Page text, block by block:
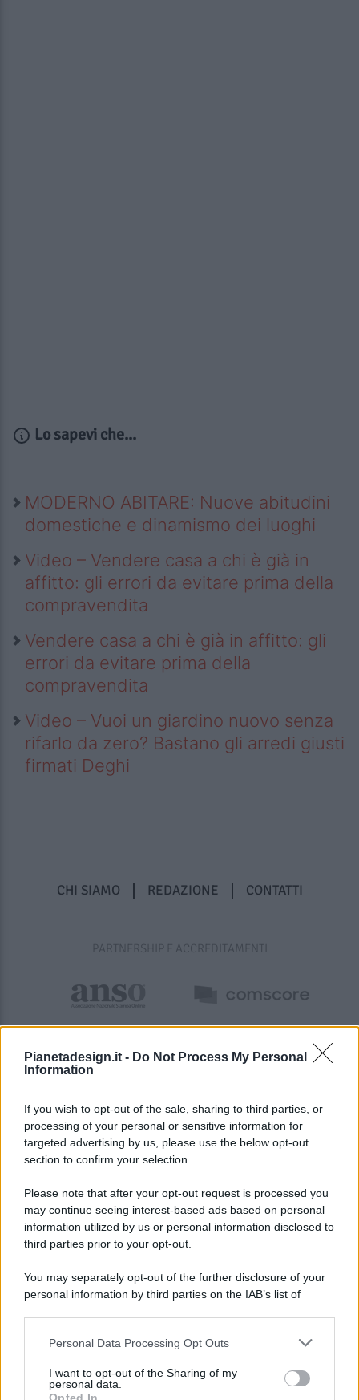
Pianetadesign.it - Do Not Process My Personal
Information
If you wish to opt-out of the sale, sharing to third parties, or
processing of your personal or sensitive information for
targeted advertising by us, please use the below opt-out
section to confirm your selection.
Please note that after your opt-out request is processed you
may continue seeing interest-based ads based on personal
information utilized by us or personal information disclosed to
third parties prior to your opt-out.
You may separately opt-out of the further disclosure of your
personal information by third parties on the IAB’s list of
This information may also be disclosed by us to third parties
disclose it to other third parties.
Personal Data Processing Opt Outs
I want to opt-out of the Sharing of my
personal data.
Lo sapevi che...
MODERNO ABITARE: Nuove abitudini
domestiche e dinamismo dei luoghi
Video – Vendere casa a chi è già in
affitto: gli errori da evitare prima della
compravendita
Vendere casa a chi è già in affitto: gli
errori da evitare prima della
compravendita
Video – Vuoi un giardino nuovo senza
rifarlo da zero? Bastano gli arredi giusti
firmati Deghi
CHI SIAMO REDAZIONE CONTATTI
PARTNERSHIP E ACCREDITAMENTI
© 2026 - Pianeta Design - P.IVA 04827280654 - Testata
Registrata Al Tribunale Di Nocera Inferiore N. 8/2020 - RG N.
ISCRIZIONE AL ROC N. 35792 – ISCRITTA ALL’ANSO
(ASSOCIAZIONE NAZIONALE STAMPA ONLINE)
PREFERENZE PRIVACY